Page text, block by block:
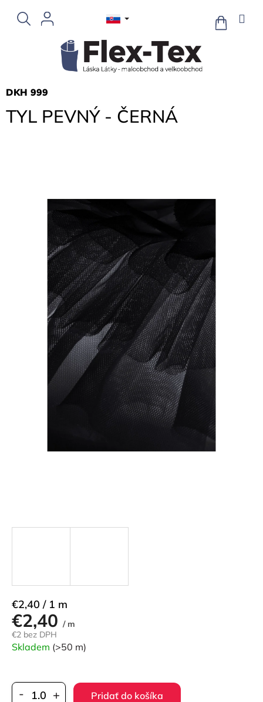
obsah
KOŠÍK
TYL PEVNÝ - ČERNÁ
DKH 999
€2,40 / m
€2 bez DPH
Jednotková
cena:
€2,40 / 1 m
Skladem (>50 m)
Pridať do košíka